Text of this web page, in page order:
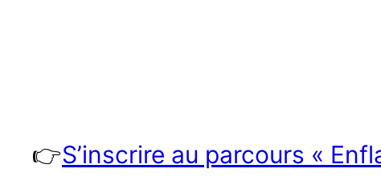
👉S’inscrire au parcours «